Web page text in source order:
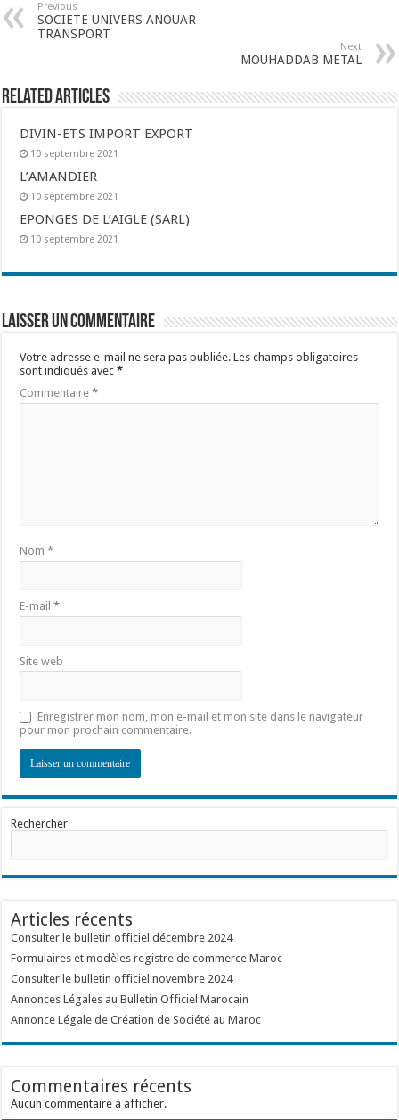
Previous
SOCIETE UNIVERS ANOUAR
TRANSPORT
Next
MOUHADDAB METAL
Related Articles
DIVIN-ETS IMPORT EXPORT
10 septembre 2021
L’AMANDIER
10 septembre 2021
EPONGES DE L’AIGLE (SARL)
10 septembre 2021
Laisser un commentaire
Votre adresse e-mail ne sera pas publiée. Les champs obligatoires
sont indiqués avec*
Commentaire*
Nom*
E-mail*
Site web
Enregistrer mon nom, mon e-mail et mon site dans le navigateur
pour mon prochain commentaire.
Rechercher
Articles récents
Consulter le bulletin officiel décembre 2024
Formulaires et modèles registre de commerce Maroc
Consulter le bulletin officiel novembre 2024
Annonces Légales au Bulletin Officiel Marocain
Annonce Légale de Création de Société au Maroc
Commentaires récents
Aucun commentaire à afficher.